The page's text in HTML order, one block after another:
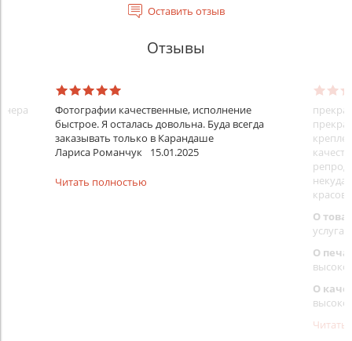
Оставить отзыв
Отзывы
Фотографии качественные, исполнение
быстрое. Я осталась довольна. Буда всегда
заказывать только в Карандаше
Лариса Романчук
15.01.2025
Читать полностью
О
услуга
О
О
Читать